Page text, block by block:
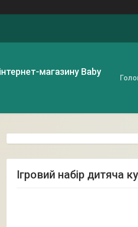
магазину Baby
Ігровий набір дитяча